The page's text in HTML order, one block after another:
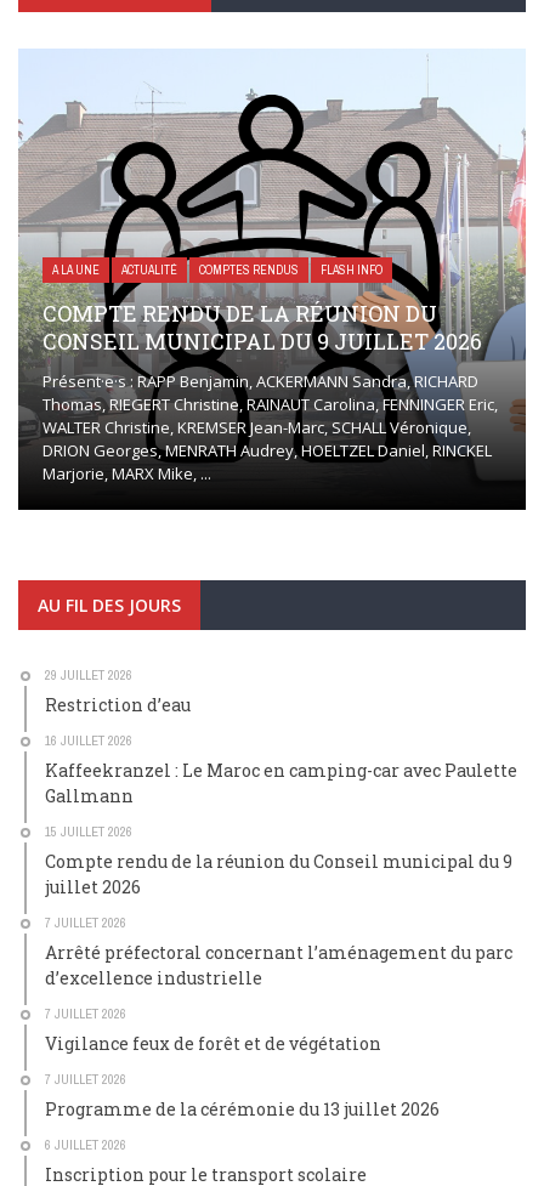
A LA UNE ACTUALITÉ COMPTES RENDUS FLASH INFO
COMPTE RENDU DE LA RÉUNION DU
CONSEIL MUNICIPAL DU 9 JUILLET 2026
Présent·e·s : RAPP Benjamin, ACKERMANN Sandra, RICHARD
Thomas, RIEGERT Christine, RAINAUT Carolina, FENNINGER Eric,
WALTER Christine, KREMSER Jean-Marc, SCHALL Véronique,
DRION Georges, MENRATH Audrey, HOELTZEL Daniel, RINCKEL
Marjorie, MARX Mike, ...
AU FIL DES JOURS
29 JUILLET 2026
Restriction d’eau
16 JUILLET 2026
Kaffeekranzel : Le Maroc en camping-car avec Paulette
Gallmann
15 JUILLET 2026
Compte rendu de la réunion du Conseil municipal du 9
juillet 2026
7 JUILLET 2026
Arrêté préfectoral concernant l’aménagement du parc
d’excellence industrielle
7 JUILLET 2026
Vigilance feux de forêt et de végétation
7 JUILLET 2026
Programme de la cérémonie du 13 juillet 2026
6 JUILLET 2026
Inscription pour le transport scolaire